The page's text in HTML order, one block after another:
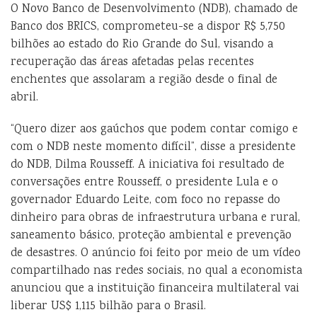
O Novo Banco de Desenvolvimento (NDB), chamado de
Banco dos BRICS, comprometeu-se a dispor R$ 5,750
bilhões ao estado do Rio Grande do Sul, visando a
recuperação das áreas afetadas pelas recentes
enchentes que assolaram a região desde o final de
abril.
“Quero dizer aos gaúchos que podem contar comigo e
com o NDB neste momento difícil”, disse a presidente
do NDB, Dilma Rousseff. A iniciativa foi resultado de
conversações entre Rousseff, o presidente Lula e o
governador Eduardo Leite, com foco no repasse do
dinheiro para obras de infraestrutura urbana e rural,
saneamento básico, proteção ambiental e prevenção
de desastres. O anúncio foi feito por meio de um vídeo
compartilhado nas redes sociais, no qual a economista
anunciou que a instituição financeira multilateral vai
liberar US$ 1,115 bilhão para o Brasil.